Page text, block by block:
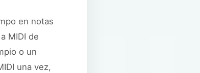
en notas
MIDI de
o un
una vez,